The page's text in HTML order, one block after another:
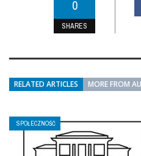
0
SHARES
RELATED ARTICLES MORE FROM
SPOŁECZNOŚĆ